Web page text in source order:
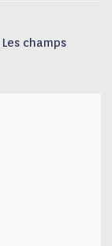
Les champs